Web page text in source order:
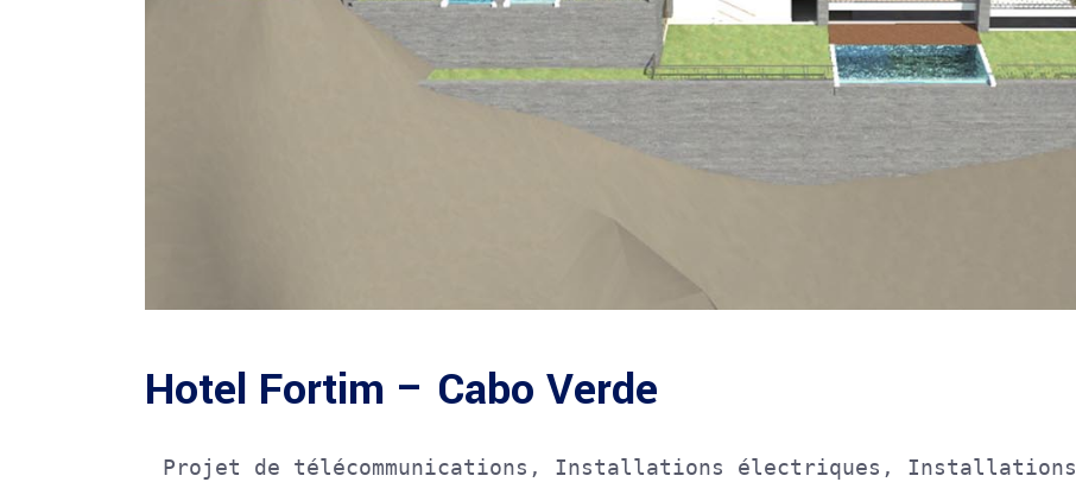
Hotel Fortim – Cabo Verde
Projet de télécommunications, Installations électriques, Installations